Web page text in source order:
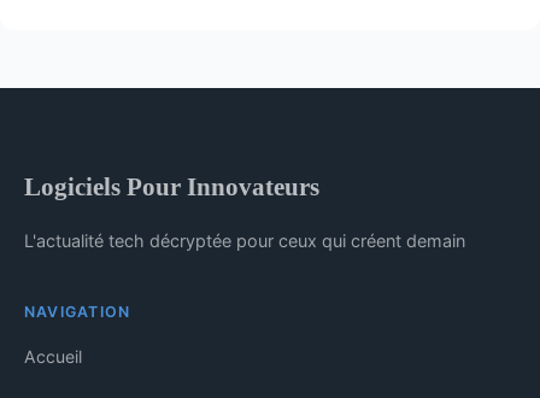
Logiciels Pour Innovateurs
L'actualité tech décryptée pour ceux qui créent demain
NAVIGATION
Accueil